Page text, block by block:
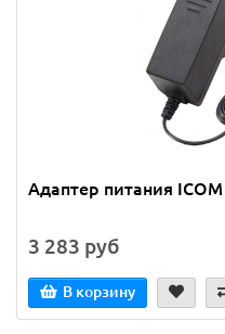
Адаптер питания ICOM
3 283 руб
В корзину